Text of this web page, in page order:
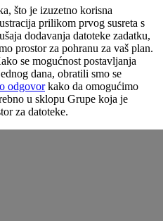
što je izuzetno korisna
prilikom prvog susreta s
dodavanja datoteke zadatku,
prostor za pohranu za vaš plan.
se mogućnost postavljanja
dana, obratili smo se
odgovorkako da omogućimo
u sklopu Grupe koja je
za datoteke.